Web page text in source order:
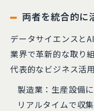
両者を統合的に
データサイエンスと
業界で革新的な取り
代表的なビジネス活
製造業：生産設備
リアルタイムで収